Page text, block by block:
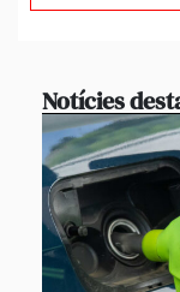
Notícies